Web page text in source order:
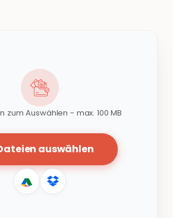
zum Auswählen - max. 100 MB
auswählen